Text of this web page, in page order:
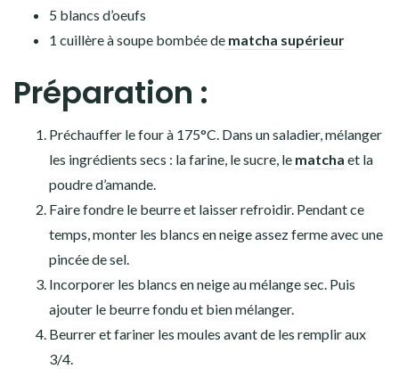
5 blancs d’oeufs
1 cuillère à soupe bombée de matcha supérieur
Préparation :
Préchauffer le four à 175°C. Dans un saladier, mélanger
les ingrédients secs : la farine, le sucre, le matcha et la
poudre d’amande.
Faire fondre le beurre et laisser refroidir. Pendant ce
temps, monter les blancs en neige assez ferme avec une
pincée de sel.
Incorporer les blancs en neige au mélange sec. Puis
ajouter le beurre fondu et bien mélanger.
Beurrer et fariner les moules avant de les remplir aux
3/4.